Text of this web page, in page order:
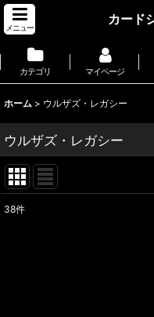
メニュー
カード
カテゴリ マイページ
ホーム > ウルザズ・レガシー
ウルザズ・レガシー
38件